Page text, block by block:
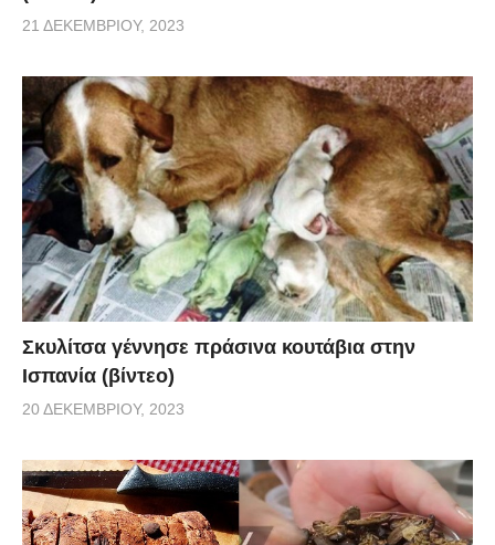
21 ΔΕΚΕΜΒΡΊΟΥ, 2023
Σκυλίτσα γέννησε πράσινα κουτάβια στην
Ισπανία (βίντεο)
20 ΔΕΚΕΜΒΡΊΟΥ, 2023